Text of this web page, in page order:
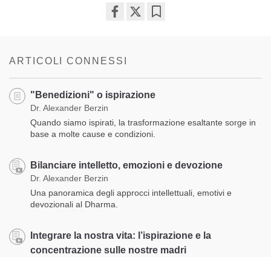
ARTICOLI CONNESSI
"Benedizioni" o ispirazione
Dr. Alexander Berzin
Quando siamo ispirati, la trasformazione esaltante sorge in
base a molte cause e condizioni.
Bilanciare intelletto, emozioni e devozione
Dr. Alexander Berzin
Una panoramica degli approcci intellettuali, emotivi e
devozionali al Dharma.
Integrare la nostra vita: l’ispirazione e la
concentrazione sulle nostre madri